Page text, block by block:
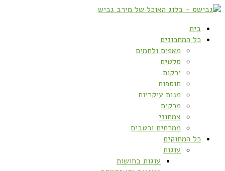
בית
כל המתכונים
מאפים ולחמים
סלטים
ירקות
תוספות
מנות עיקריות
מרקים
צמחוני
ממרחים ורטבים
כל המתוקים
עוגות
עוגות בחושות